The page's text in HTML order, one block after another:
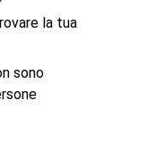
la tua
sono